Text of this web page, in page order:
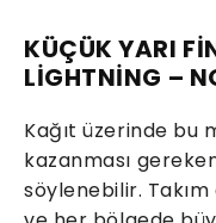
KÜÇÜK YARI
LİGHTNİNG –
Kağıt üzerinde bu
kazanması
söylenebilir. Takım